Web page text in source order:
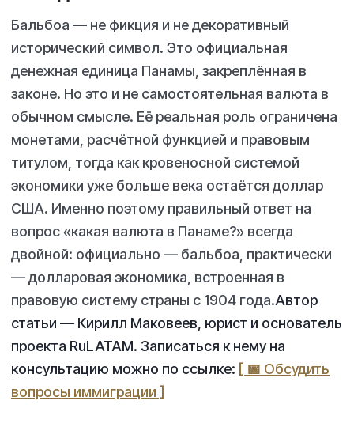
Бальбоа — не фикция и не декоративный
исторический символ. Это официальная
денежная единица Панамы, закреплённая в
законе. Но это и не самостоятельная валюта в
обычном смысле. Её реальная роль ограничена
монетами, расчётной функцией и правовым
титулом, тогда как кровеносной системой
экономики уже больше века остаётся доллар
США. Именно поэтому правильный ответ на
вопрос «какая валюта в Панаме?» всегда
двойной: официально — бальбоа, практически
— долларовая экономика, встроенная в
правовую систему страны с 1904 года.Автор
статьи — Кирилл Маковеев, юрист и основатель
проекта RuLATAM. Записаться к нему на
консультацию можно по ссылке: [ 📅 Обсудить
вопросы иммиграции ]